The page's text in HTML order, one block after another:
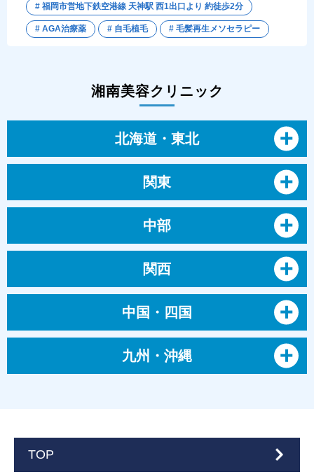
# 福岡市営地下鉄空港線 天神駅 西1出口より 約徒歩2分
# AGA治療薬 # 自毛植毛 # 毛髪再生メソセラピー
湘南美容クリニック
北海道・東北
関東
中部
関西
中国・四国
九州・沖縄
TOP